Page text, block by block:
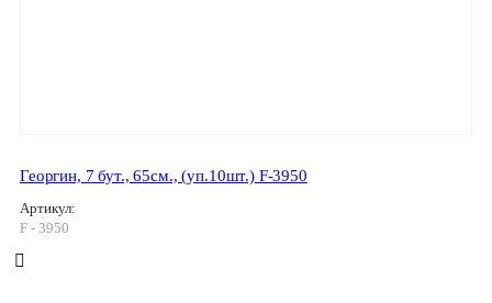
Георгин, 7 бут., 65см., (уп.10шт.) F-3950
Артикул:
F - 3950